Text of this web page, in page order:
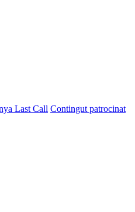
Last Call Contingut patrocinat